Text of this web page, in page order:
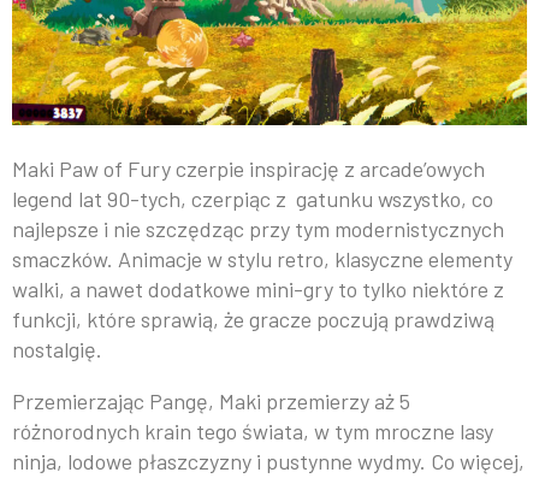
Maki Paw of Fury czerpie inspirację z arcade’owych
legend lat 90-tych, czerpiąc z gatunku wszystko, co
najlepsze i nie szczędząc przy tym modernistycznych
smaczków. Animacje w stylu retro, klasyczne elementy
walki, a nawet dodatkowe mini-gry to tylko niektóre z
funkcji, które sprawią, że gracze poczują prawdziwą
nostalgię.
Przemierzając Pangę, Maki przemierzy aż 5
różnorodnych krain tego świata, w tym mroczne lasy
ninja, lodowe płaszczyzny i pustynne wydmy. Co więcej,